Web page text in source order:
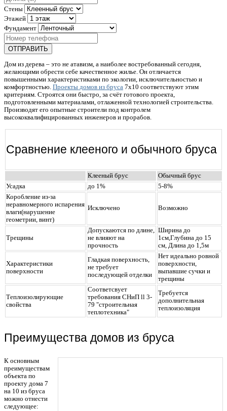
Стены
Этажей
Фундамент
ОТПРАВИТЬ
Дом из дерева – это не атавизм, а наиболее востребованный сегодня,
желающими обрести себе качественное жилье. Он отличается
повышенными характеристиками по экологии, исключительностью и
комфортностью. Проекты домов из бруса 7x10 соответствуют этим
критериям. Строятся они быстро, за счёт готового проекта,
подготовленными материалами, отлаженной технологией строительства.
Производят его опытные строители под контролем
высококвалифицированных инженеров и прорабов.
Сравнение клееного и обычного бруса
Клееный брус
Обычный брус
Усадка
до 1%
5-8%
Коробление из-за
неравномерного испарения
влаги(нарушение
геометрии, винт)
Исключено Возможно
Трещины
Допускаются по длине,
не влияют на
прочность
Ширина до
1см,Глубина до 15
см, Длина до 1,5м
Характеристики
поверхности
Гладкая поверхность,
не требует
последующей отделки
Нет идеально ровной
поверхности,
выпавшие сучки и
трещины
Теплоизолирующие
свойства
Соответсвует
требования СНиП ll 3-
79 "строительная
теплотехника"
Требуется
дополнительная
теплоизоляция
Преимущества домов из бруса
К основным
преимуществам
объекта по
проекту дома 7
на 10 из бруса
можно отнести
следующее: